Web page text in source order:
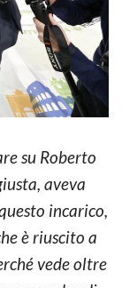
su Roberto
aveva
incarico,
è riuscito a
vede oltre